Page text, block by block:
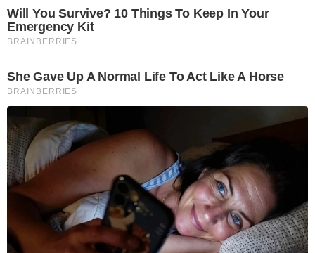
Will You Survive? 10 Things To Keep In Your
Emergency Kit
BRAINBERRIES
She Gave Up A Normal Life To Act Like A Horse
BRAINBERRIES